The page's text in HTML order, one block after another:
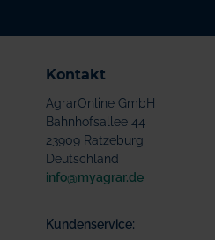
Kontakt
AgrarOnline GmbH
Bahnhofsallee 44
23909 Ratzeburg
Deutschland
info@myagrar.de
Kundenservice: